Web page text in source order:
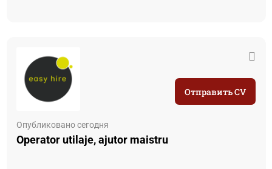
Опубликовано сегодня
Operator utilaje, ajutor maistru
Отправить CV